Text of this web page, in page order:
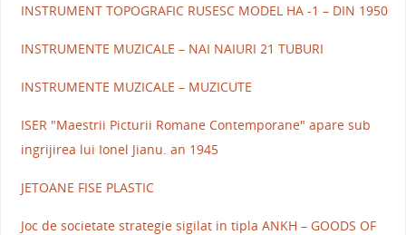
INSTRUMENT TOPOGRAFIC RUSESC MODEL HA -1 – DIN 1950
INSTRUMENTE MUZICALE – NAI NAIURI 21 TUBURI
INSTRUMENTE MUZICALE – MUZICUTE
ISER "Maestrii Picturii Romane Contemporane" apare sub
ingrijirea lui Ionel Jianu. an 1945
JETOANE FISE PLASTIC
Joc de societate strategie sigilat in tipla ANKH – GOODS OF